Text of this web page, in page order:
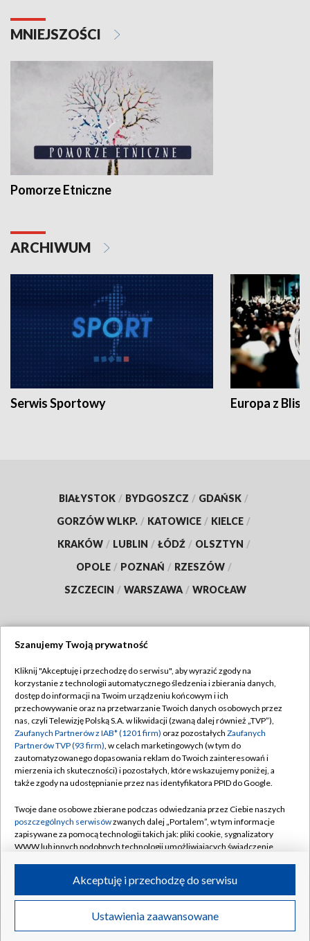
MNIEJSZOŚCI
Pomorze Etniczne
ARCHIWUM
Serwis Sportowy Europa z
BIAŁYSTOK / BYDGOSZCZ / GDAŃSK /
GORZÓW WLKP. / KATOWICE / KIELCE /
KRAKÓW / LUBLIN / ŁÓDŹ / OLSZTYN /
OPOLE / POZNAŃ / RZESZÓW /
SZCZECIN / WARSZAWA / WROCŁAW
TVP
Abonament TVP
Emisja w TVP
Centrum informacji TVP
Naziemna Telewizja Cyfrowa
Rada Programowa
System NOS
Informacje o nadawcy
Program dla prasy
Ogłoszenie przetargowe
Regulamin TVP
Polityka prywatności
Moje zgody
Pomoc
Kontakt
Kanały
©2026 Telewizja Polska S.A. w likwidacji
Szanujemy Twoją prywatność
Kliknij "Akceptuję i przechodzę do serwisu", aby wyrazić zgody na
korzystanie z technologii automatycznego śledzenia i zbierania danych,
dostęp do informacji na Twoim urządzeniu końcowym i ich
przechowywanie oraz na przetwarzanie Twoich danych osobowych przez
nas, czyli Telewizję Polską S.A. w likwidacji (zwaną dalej również „TVP”),
Zaufanych Partnerów z IAB* (1201 firm) oraz pozostałych Zaufanych
Partnerów TVP (93 firm), w celach marketingowych (w tym do
zautomatyzowanego dopasowania reklam do Twoich zainteresowań i
mierzenia ich skuteczności) i pozostałych, które wskazujemy poniżej, a
także zgody na udostępnianie przez nas identyfikatora PPID do Google.
Twoje dane osobowe zbierane podczas odwiedzania przez Ciebie naszych
poszczególnych serwisówzwanych dalej „Portalem”, w tym informacje
zapisywane za pomocą technologii takich jak: pliki cookie, sygnalizatory
WWW lub innych podobnych technologii umożliwiających świadczenie
ruchu w Internecie.
Twoje dane osobowe zbierane podczas odwiedzania przez Ciebie
poszczególnych serwisówna Portalu, takie jak adresy IP, identyfikatory
Ustawienia zaawansowane
Akceptuję i przechodzę do serwisu